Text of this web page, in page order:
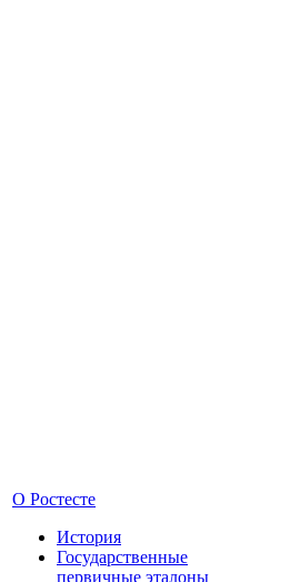
О Ростесте
История
Государственные
первичные эталоны